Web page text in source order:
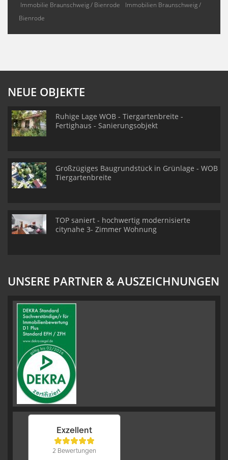
Immobilie Braunschweig / Bienrode
Immobilien Braunschweig /
Bienrode
NEUE OBJEKTE
Ruhige Lage WOB - Tiergartenbreite -
Fertighaus - Sanierungsobjekt
Großzügiges Baugrundstück in Grünlage - WOB
Tiergartenbreite
TOP saniert - hochwertig modernisierte
citynahe 3- Zimmer Wohnung
UNSERE PARTNER & AUSZEICHNUNGEN